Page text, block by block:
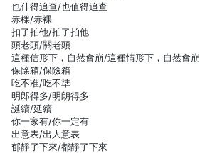
也什得追查/也值得追查
赤棵/赤裸
扣了拍他/拍了拍他
頭老頭/關老頭
這種信形下，自然會崩/這種情形下，自然會崩
保除箱/保險箱
吃不准/吃不準
明郎得多/明朗得多
誕續/延續
你一家有/你一定有
出意表/出人意表
郁靜了下來/都靜了下來